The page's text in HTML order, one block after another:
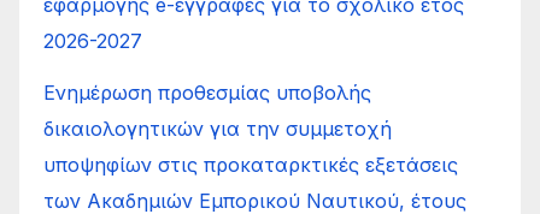
2026-2027
Ενημέρωση προθεσμίας υποβολής
δικαιολογητικών για την συμμετοχή
υποψηφίων στις προκαταρκτικές εξετάσεις
των Ακαδημιών Εμπορικού Ναυτικού, έτους